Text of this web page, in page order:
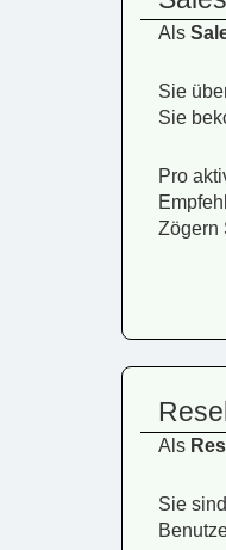
Als
Sie
Sie
Pro
Zögern
Als
Sie